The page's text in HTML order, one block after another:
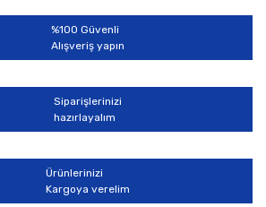
farklı alternatifler olmalı.
Gönder
%100 Güvenli
Alışveriş yapın
Siparişlerinizi
hazırlayalım
Ürünlerinizi
Kargoya verelim